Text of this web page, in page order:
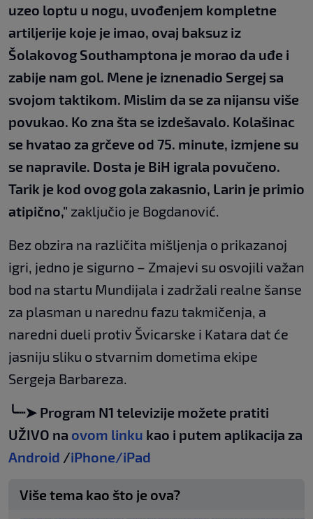
uzeo loptu u nogu, uvođenjem kompletne
artiljerije koje je imao, ovaj baksuz iz
Šolakovog Southamptona je morao da uđe i
zabije nam gol. Mene je iznenadio Sergej sa
svojom taktikom. Mislim da se za nijansu više
povukao. Ko zna šta se izdešavalo. Kolašinac
se hvatao za grčeve od 75. minute, izmjene su
se napravile. Dosta je BiH igrala povučeno.
Tarik je kod ovog gola zakasnio, Larin je primio
atipično," zaključio je Bogdanović.
Bez obzira na različita mišljenja o prikazanoj
igri, jedno je sigurno – Zmajevi su osvojili važan
bod na startu Mundijala i zadržali realne šanse
za plasman u narednu fazu takmičenja, a
naredni dueli protiv Švicarske i Katara dat će
jasniju sliku o stvarnim dometima ekipe
Sergeja Barbareza.
╰┈➤ Program N1 televizije možete pratiti
UŽIVO na ovom linku kao i putem aplikacija za
Android /iPhone/iPad
Više tema kao što je ova?